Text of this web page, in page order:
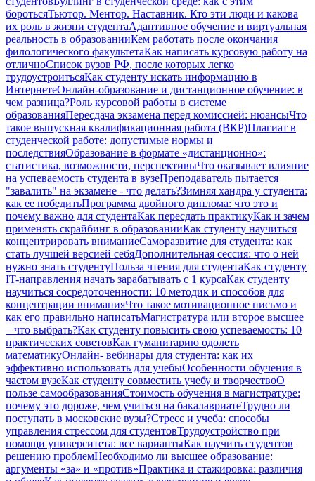
боротьсяТьютор. Ментор. Наставник. Кто эти люди и какова
их роль в жизни студентаАдаптивное обучение и виртуальная
реальность в образованииКем работать после окончания
филологического факультетаКак написать курсовую работу на
отличноСписок вузов РФ, после которых легко
трудоустроитьсяКак студенту искать информацию в
ИнтернетеОнлайн-образование и дистанционное обучение: в
чем разница?Роль курсовой работы в системе
образованияПересдача экзамена перед комиссией: нюансыЧто
такое выпускная квалификационная работа (ВКР)Плагиат в
студенческой работе: допустимые нормы и
последствияОбразование в формате «дистанционно»:
статистика, возможности, перспективыЧто оказывает влияние
на успеваемость студента в вузеПреподаватель пытается
"завалить" на экзамене - что делать?Зимняя хандра у студента:
как ее победитьПрограмма двойного диплома: что это и
почему важно для студентаКак пересдать практикуКак и зачем
применять скрайбинг в образованииКак студенту научиться
концентрировать вниманиеСаморазвитие для студента: как
стать лучшей версией себяДополнительная сессия: что о ней
нужно знать студентуПольза чтения для студентаКак студенту
IT-направления начать зарабатывать с 1 курсаКак студенту
научиться сосредоточенности: 10 методик и способов для
концентрации вниманияЧто такое мотивационное письмо и
как его правильно написатьМагистратура или второе высшее
– что выбрать?Как студенту повысить свою успеваемость: 10
практических советовКак гуманитарию одолеть
математикуОнлайн- вебинары для студента: как их
эффективно использовать для учебыОсобенности обучения в
частом вузеКак студенту совместить учебу и творчествоО
пользе самообразованияСтоимость обучения в магистратуре:
почему это дороже, чем учиться на бакалавриатеТрудно ли
поступать в московские вузы?Стресс и учеба: способы
управления стрессом для студентовТрудоустройство при
помощи университета: все вариантыКак научить студентов
решению проблемНеобходимо ли высшее образование:
аргументы «за» и «против»Практика и стажировка: различия